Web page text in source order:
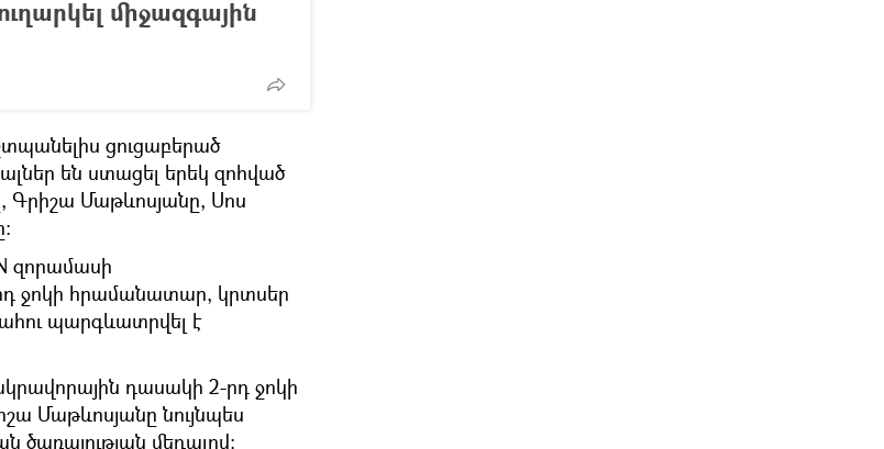
միջազգային
ցուցաբերած
են ստացել երեկ զոհված
Գրիշա Մաթևոսյանը, Սոս
զորամասի
ջոկի հրամանատար, կրտսեր
պարգևատրվել է
դասակի 2-րդ ջոկի
Մաթևոսյանը նույնպես
մեդալով: